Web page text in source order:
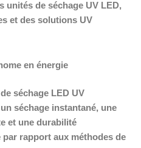
unités de séchage UV LED,
et des solutions UV
en énergie
séchage LED UV
séchage instantané, une
et une durabilité
rapport aux méthodes de